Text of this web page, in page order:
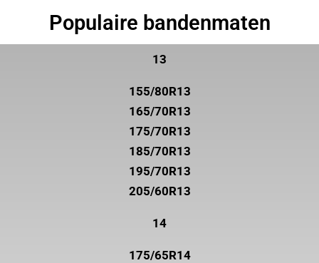
Populaire bandenmaten
13
155/80R13
165/70R13
175/70R13
185/70R13
195/70R13
205/60R13
14
175/65R14